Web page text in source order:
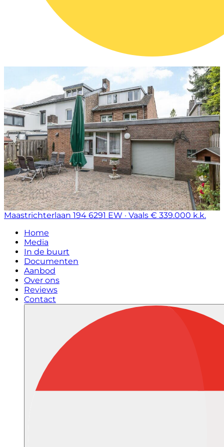
Maastrichterlaan 194 6291 EW · Vaals € 339.000 k.k.
Home
Media
In de buurt
Documenten
Aanbod
Over ons
Reviews
Contact